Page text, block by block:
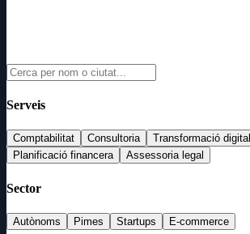
Serveis
Comptabilitat Consultoria
Transformació digital
Planificació financera
Assessoria legal
Sector
Autònoms Pimes Startups E-commerce